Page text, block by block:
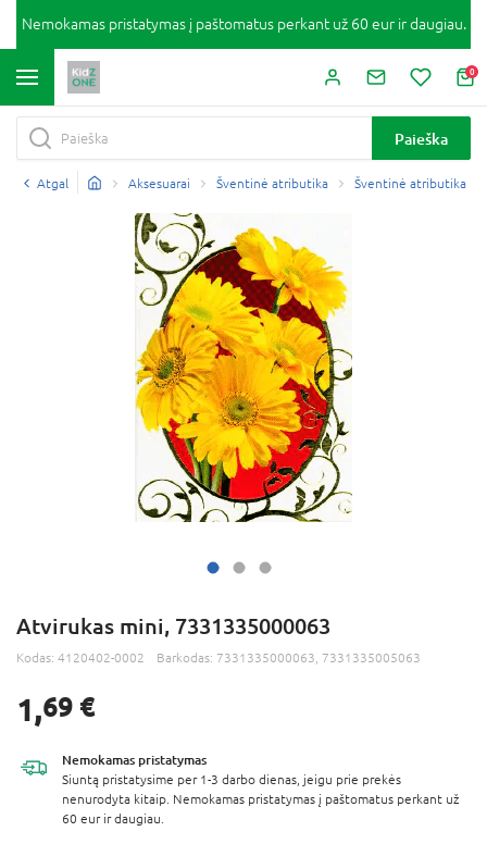
Nemokamas pristatymas į paštomatus perkant už 60 eur ir daugiau.
0
Paieška
Atgal Aksesuarai Šventinė atributika Šventinė atributika
Atvirukas mini, 7331335000063
Kodas: 4120402-0002 Barkodas: 7331335000063, 7331335005063
1,69 €
Nemokamas pristatymas
Siuntą pristatysime per 1-3 darbo dienas, jeigu prie prekės
nenurodyta kitaip. Nemokamas pristatymas į paštomatus perkant už
60 eur ir daugiau.